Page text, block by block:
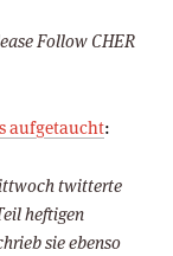
Follow CHER
aufgetaucht:
twitterte
heftigen
sie ebenso